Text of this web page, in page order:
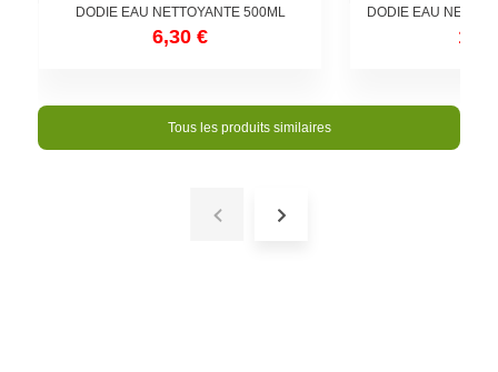
DODIE EAU NETTOYANTE 500ML
6,30 €
DODIE EAU
Tous les produits similaires